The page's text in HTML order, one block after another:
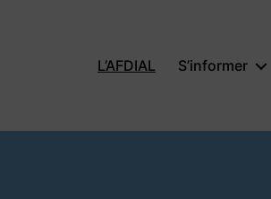
L’AFDIAL S’informer